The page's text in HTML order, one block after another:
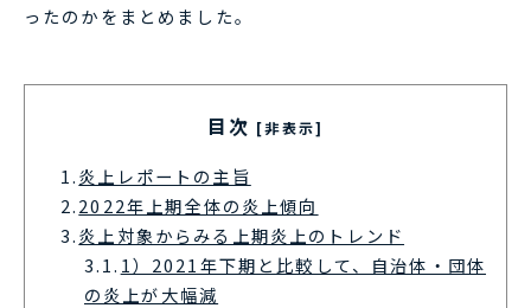
ったのかをまとめました。
目次 [非表示]
1.炎上レポートの主旨
2.2022年上期全体の炎上傾向
3.炎上対象からみる上期炎上のトレンド
3.1. 1）2021年下期と比較して、自治体・団体
の炎上が大幅減